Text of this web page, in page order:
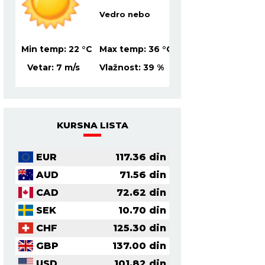
Vedro nebo
Min temp: 22 °C Max temp: 36 °C
Vetar: 7 m/s Vlažnost: 39 %
KURSNA LISTA
EUR 117.36 din
AUD
71.56 din
CAD
72.62 din
SEK
10.70 din
CHF
125.30 din
GBP
137.00 din